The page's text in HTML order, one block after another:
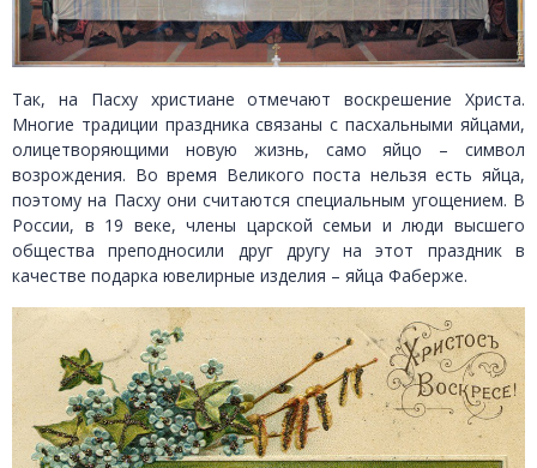
Так, на Пасху христиане отмечают воскрешение Христа.
Многие традиции праздника связаны с пасхальными яйцами,
олицетворяющими новую жизнь, само яйцо – символ
возрождения. Во время Великого поста нельзя есть яйца,
поэтому на Пасху они считаются специальным угощением. В
России, в 19 веке, члены царской семьи и люди высшего
общества преподносили друг другу на этот праздник в
качестве подарка ювелирные изделия – яйца Фаберже.